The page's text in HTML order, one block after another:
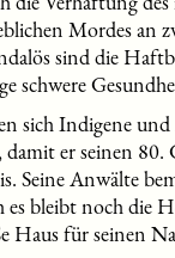
Mordes an
sind die
schwere
sich Indigene
damit er seinen
Seine Anwälte
bleibt noch die
Haus für seinen